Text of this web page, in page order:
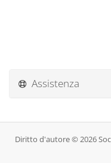
Assistenza
Diritto d'autore © 2026